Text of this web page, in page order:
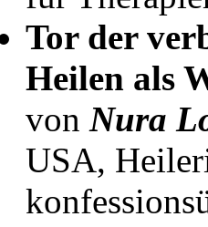
Tor der
Heilen als
von Nura
USA,